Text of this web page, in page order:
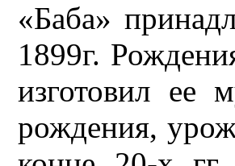
«Баба»
1899г.
изготовил ее
рождения,